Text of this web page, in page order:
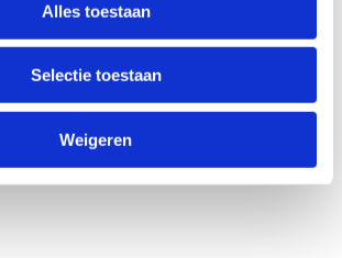
Alles toestaan
Selectie toestaan
Weigeren